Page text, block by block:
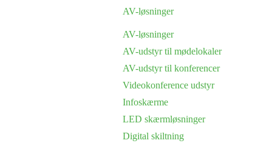
AV-løsninger
AV-løsninger
AV-udstyr til mødelokaler
AV-udstyr til konferencer
Videokonference udstyr
Infoskærme
LED skærmløsninger
Digital skiltning